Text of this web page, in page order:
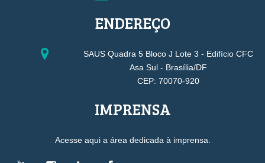
ENDEREÇO
SAUS Quadra 5 Bloco J Lote 3 - Edifício CFC
Asa Sul - Brasília/DF
CEP: 70070-920
IMPRENSA
Acesse aqui a área dedicada à imprensa.